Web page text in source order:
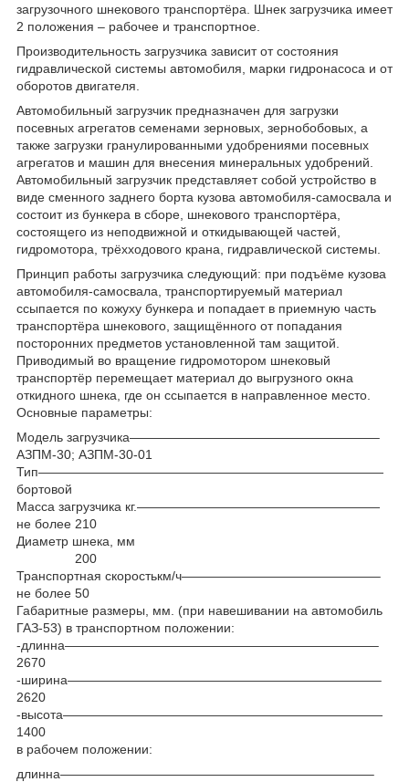
загрузочного шнекового транспортёра. Шнек загрузчика имеет
2 положения – рабочее и транспортное.
Производительность загрузчика зависит от состояния
гидравлической системы автомобиля, марки гидронасоса и от
оборотов двигателя.
Автомобильный загрузчик предназначен для загрузки
посевных агрегатов семенами зерновых, зернобобовых, а
также загрузки гранулированными удобрениями посевных
агрегатов и машин для внесения минеральных удобрений.
Автомобильный загрузчик представляет собой устройство в
виде сменного заднего борта кузова автомобиля-самосвала и
состоит из бункера в сборе, шнекового транспортёра,
состоящего из неподвижной и откидывающей частей,
гидромотора, трёхходового крана, гидравлической системы.
Принцип работы загрузчика следующий: при подъёме кузова
автомобиля-самосвала, транспортируемый материал
ссыпается по кожуху бункера и попадает в приемную часть
транспортёра шнекового, защищённого от попадания
посторонних предметов установленной там защитой.
Приводимый во вращение гидромотором шнековый
транспортёр перемещает материал до выгрузного окна
откидного шнека, где он ссыпается в направленное место.
Основные параметры:
Модель загрузчика———————————————————–
АЗПМ-30; АЗПМ-30-01
Тип———————————————————————————
бортовой
Масса загрузчика кг.———————————————————
не более 210
Диаметр шнека, мм
200
Транспортная скоростькм/ч———————————————–
не более 50
Габаритные размеры, мм. (при навешивании на автомобиль
ГАЗ-53) в транспортном положении:
-длинна————————————————————————–
2670
-ширина————————————————————————–
2620
-высота—————————————————————————
1400
в рабочем положении:
длинна————————————————————————–